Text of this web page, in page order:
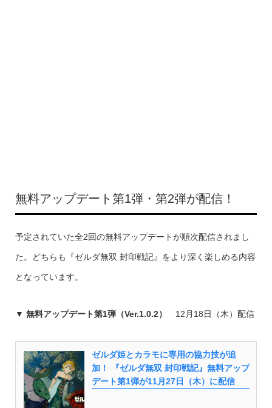
無料アップデート第1弾・第2弾が配信！
予定されていた全2回の無料アップデートが順次配信されまし
た。どちらも『ゼルダ無双 封印戦記』をより深く楽しめる内容
となっています。
▼ 無料アップデート第1弾（Ver.1.0.2） 12月18日（木）配信
ゼルダ姫とカラモに専用の協力技が追
加！ 『ゼルダ無双 封印戦記』無料アップ
デート第1弾が11月27日（木）に配信